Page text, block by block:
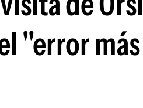
"error más